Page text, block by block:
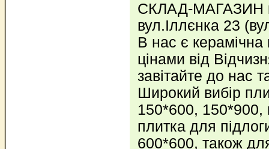
СКЛАД-МАГАЗИН
вул.Іллєнка 23
В нас є
цінами від
завітайте до нас
Широкий вибір
150*600, 150*900,
плитка для
600*600, також